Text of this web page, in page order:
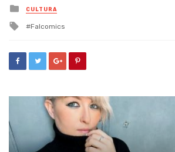
Posted
in
CULTURA
Tagged
Falcomics